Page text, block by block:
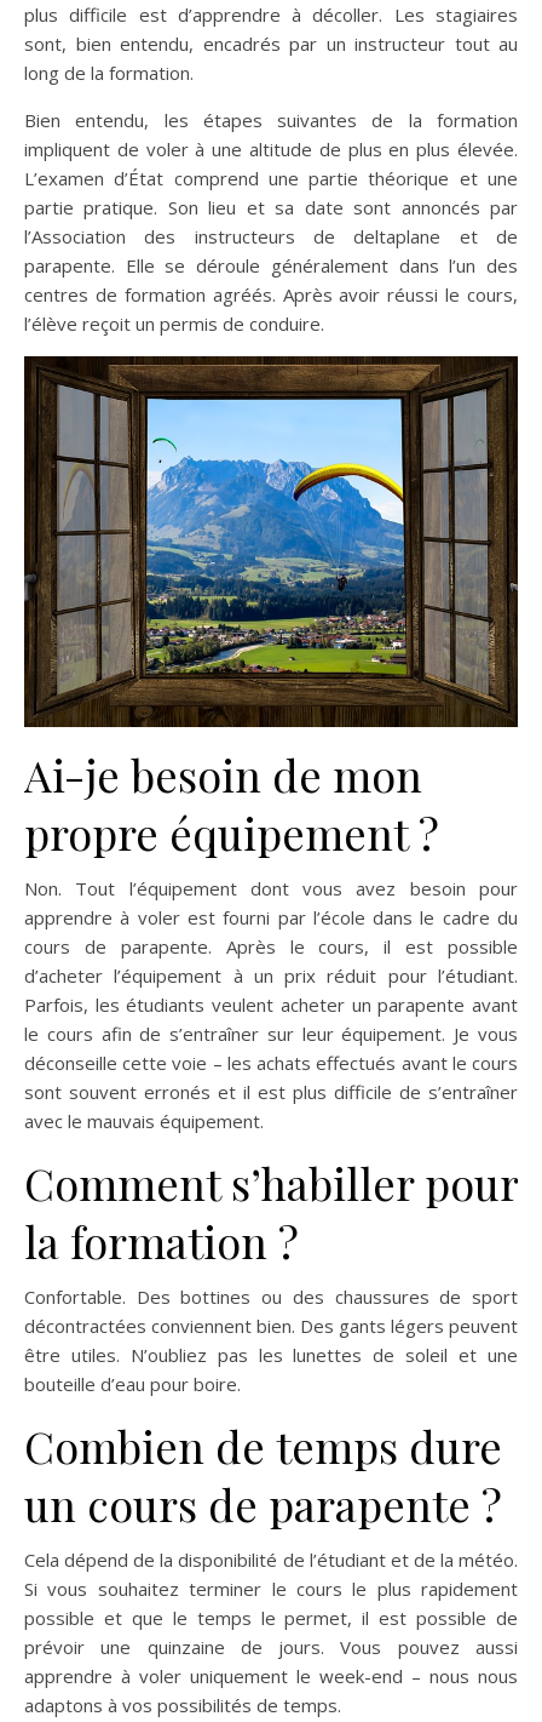
plus difficile est d’apprendre à décoller. Les stagiaires
sont, bien entendu, encadrés par un instructeur tout au
long de la formation.
Bien entendu, les étapes suivantes de la formation
impliquent de voler à une altitude de plus en plus élevée.
L’examen d’État comprend une partie théorique et une
partie pratique. Son lieu et sa date sont annoncés par
l’Association des instructeurs de deltaplane et de
parapente. Elle se déroule généralement dans l’un des
centres de formation agréés. Après avoir réussi le cours,
l’élève reçoit un permis de conduire.
Ai-je besoin de mon
propre équipement ?
Non. Tout l’équipement dont vous avez besoin pour
apprendre à voler est fourni par l’école dans le cadre du
cours de parapente. Après le cours, il est possible
d’acheter l’équipement à un prix réduit pour l’étudiant.
Parfois, les étudiants veulent acheter un parapente avant
le cours afin de s’entraîner sur leur équipement. Je vous
déconseille cette voie – les achats effectués avant le cours
sont souvent erronés et il est plus difficile de s’entraîner
avec le mauvais équipement.
Comment s’habiller pour
la formation ?
Confortable. Des bottines ou des chaussures de sport
décontractées conviennent bien. Des gants légers peuvent
être utiles. N’oubliez pas les lunettes de soleil et une
bouteille d’eau pour boire.
Combien de temps dure
un cours de parapente ?
Cela dépend de la disponibilité de l’étudiant et de la météo.
Si vous souhaitez terminer le cours le plus rapidement
possible et que le temps le permet, il est possible de
prévoir une quinzaine de jours. Vous pouvez aussi
apprendre à voler uniquement le week-end – nous nous
adaptons à vos possibilités de temps.